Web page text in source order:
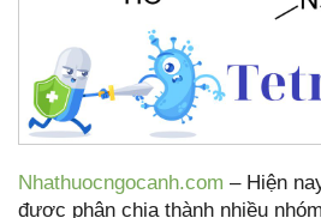
Nhathuocngocanh.com – Hiện
được phân chia thành nhiều